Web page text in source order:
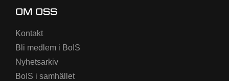
OM OSS
Kontakt
Bli medlem i BoIS
Nyhetsarkiv
BoIS i samhället